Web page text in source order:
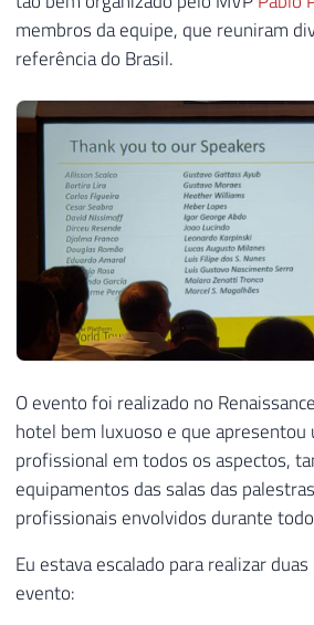
membros da equipe, que reuniram
referência do Brasil.
O evento foi realizado no
hotel bem luxuoso e que
profissional em todos os aspectos,
equipamentos das salas das
profissionais envolvidos durante
Eu estava escalado para realizar
evento: